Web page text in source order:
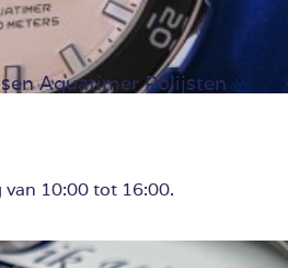
Aquatimer Polijsten
10:00 tot 16:00.